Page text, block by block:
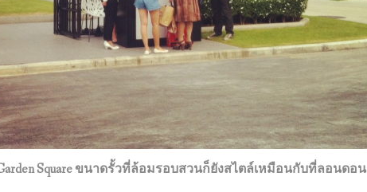
Square ขนาดรั้วที่ล้อมรอบสวนก็ยังสไตล์เหมือนกับที่ลอนดอน